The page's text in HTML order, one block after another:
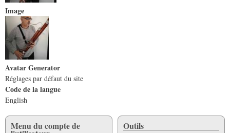
Image
Avatar Generator
Réglages par défaut du site
Code de la langue
English
Menu du compte de Outils